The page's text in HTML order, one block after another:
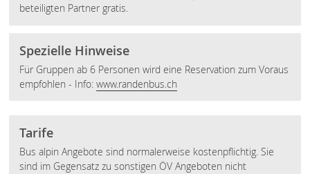
beteiligten Partner gratis.
Spezielle Hinweise
Für Gruppen ab 6 Personen wird eine Reservation zum Voraus
empfohlen - Info: www.randenbus.ch
Tarife
Bus alpin Angebote sind normalerweise kostenpflichtig. Sie
sind im Gegensatz zu sonstigen ÖV Angeboten nicht